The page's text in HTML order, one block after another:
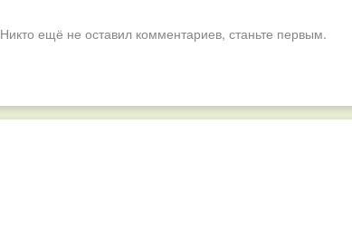
Никто ещё не оставил комментариев, станьте первым.